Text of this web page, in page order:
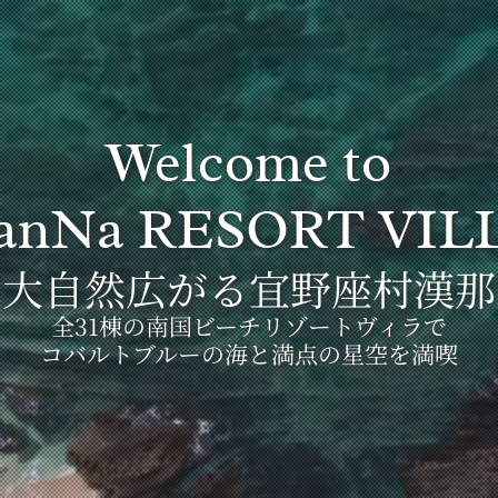
Welcome to
RESORT
大自然広がる宜野座村漢那
全31棟の南国ビーチリゾートヴィラで
コバルトブルーの海と満点の星空を満喫